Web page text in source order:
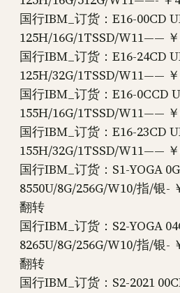
国行IBM_订货：E16-00CD
125H/16G/1TSSD/W11——
国行IBM_订货：E16-24CD
125H/32G/1TSSD/W11——
国行IBM_订货：E16-0CCD
155H/16G/1TSSD/W11——
国行IBM_订货：E16-23CD
155H/32G/1TSSD/W11——
国行IBM_订货：S1-YOGA
8550U/8G/256G/W10/指/银-
翻转
国行IBM_订货：S2-YOGA
8265U/8G/256G/W10/指/银-
翻转
国行IBM_订货：S2-2021